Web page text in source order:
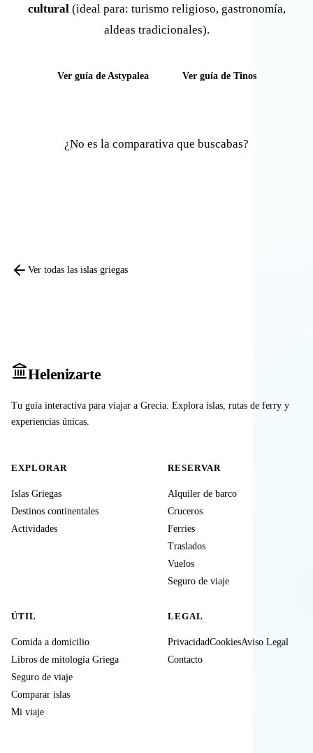
cultural (ideal para: turismo religioso, gastronomía,
aldeas tradicionales).
Ver guía de Astypalea Ver guía de Tinos
¿No es la comparativa que buscabas?
Ver todas las islas griegas
Helenizarte
Tu guía interactiva para viajar a Grecia. Explora islas, rutas de ferry y
experiencias únicas.
EXPLORAR
Islas Griegas
Destinos continentales
Actividades
RESERVAR
Alquiler de barco
Cruceros
Ferries
Traslados
Vuelos
Seguro de viaje
ÚTIL
Comida a domicilio
Libros de mitología Griega
Seguro de viaje
Comparar islas
Mi viaje
LEGAL
PrivacidadCookiesAviso Legal
Contacto